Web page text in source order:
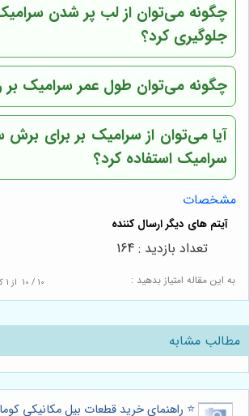
چگونه می‌توان از لب پر شدن
جلوگیری کرد؟
چگونه می‌توان طول عمر سرامیک بر
آیا می‌توان از سرامیک بر برای برش
سرامیک استفاده کرد؟
مشخصات
به این مقاله امتیاز بدهید : 10 / 10 از 1
تعداد بازدید : 164
مطالب مشابه
⭐️ راهنمای خرید قطعات بیل مکانیکی